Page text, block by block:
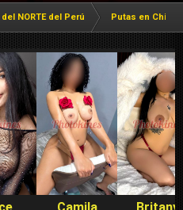
NORTE del Perú Putas en